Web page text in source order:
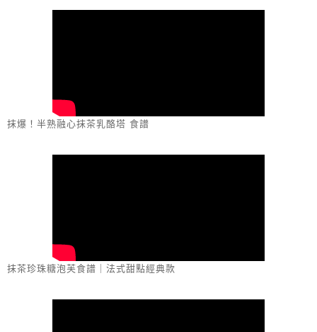
抹爆！半熟融心抹茶乳酪塔 食譜
抹茶珍珠糖泡芙食譜｜法式甜點經典款